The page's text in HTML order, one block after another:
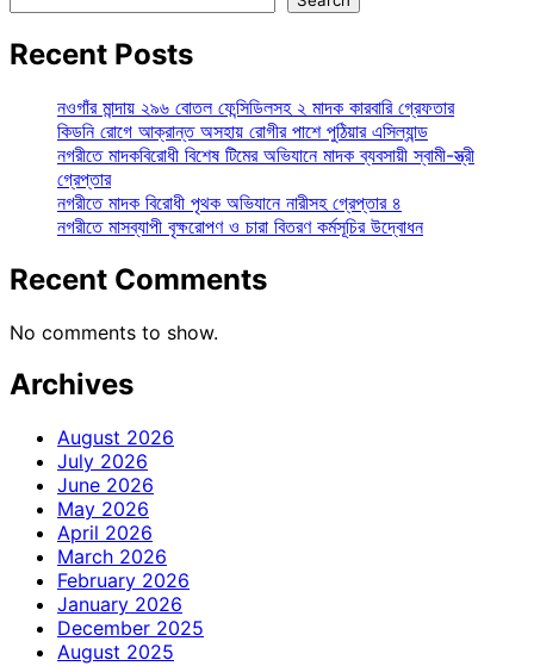
Recent Posts
নওগাঁর মান্দায় ২৯৬ বোতল ফেন্সিডিলসহ ২ মাদক কারবারি গ্রেফতার
কিডনি রোগে আক্রান্ত অসহায় রোগীর পাশে পুঠিয়ার এসিল্যান্ড
নগরীতে মাদকবিরোধী বিশেষ টিমের অভিযানে মাদক ব্যবসায়ী স্বামী-স্ত্রী
গ্রেপ্তার
নগরীতে মাদক বিরোধী পৃথক অভিযানে নারীসহ গ্রেপ্তার ৪
নগরীতে মাসব্যাপী বৃক্ষরোপণ ও চারা বিতরণ কর্মসূচির উদ্বোধন
Recent Comments
No comments to show.
Archives
August 2026
July 2026
June 2026
May 2026
April 2026
March 2026
February 2026
January 2026
December 2025
August 2025